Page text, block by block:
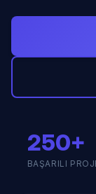
250+
BAŞARILI